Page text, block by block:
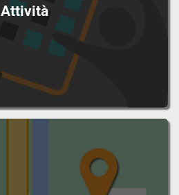
Attività